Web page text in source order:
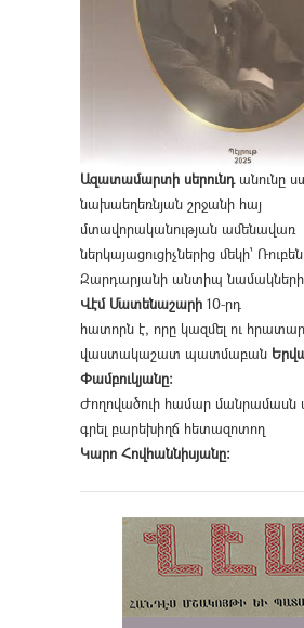
Ազատամարտի սերունդանունը
նախաեղեռնյան շրջանի հայ
մտավորականության ամենավառ
ներկայացուցիչներից մեկի՝ Ռուբեն
Զարդարյանի անտիպ նամակների
Վէմ Մատենաշարի 10-րդ
հատորն է, որը կազմել ու
վաստակաշատ պատմաբան
Փամբուկյանը։
Ժողովածուի համար
գրել բարեխիղճ հետազոտող
Կարո Հովհաննիսյանը։